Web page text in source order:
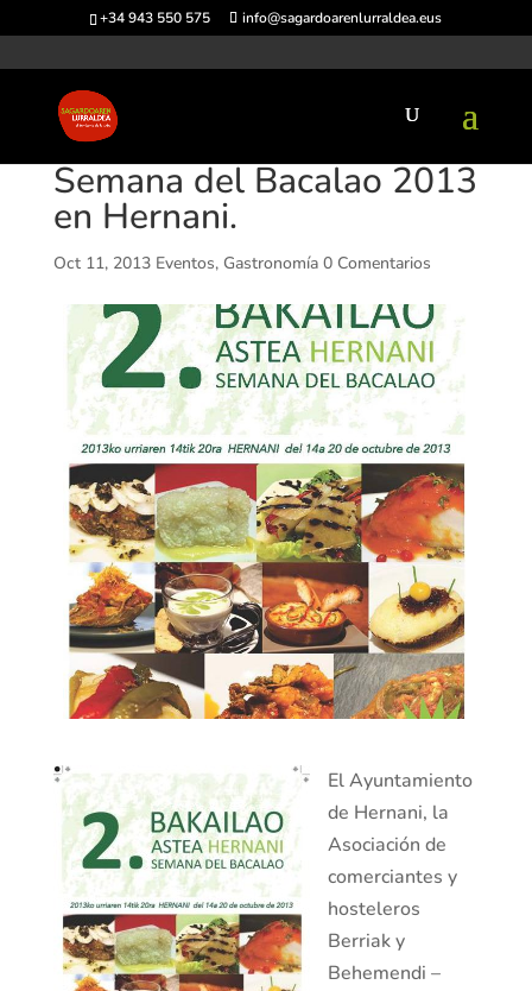
+34 943 550 575 info@sagardoarenlurraldea.eus
Semana del Bacalao 2013
en Hernani.
Oct 11, 2013 Eventos, Gastronomía 0 Comentarios
El Ayuntamiento
de Hernani, la
Asociación de
comerciantes y
hosteleros
Berriak y
Behemendi –